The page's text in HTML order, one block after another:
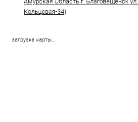
Кольцевая-34)
загрузка карты...